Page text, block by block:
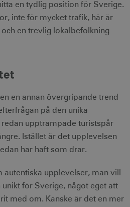
en tydlig position för Sverige.
inte för mycket trafik, här är
en trevlig lokalbefolkning
en annan övergripande trend
på den unika
upptrampade turistspår
Istället är det upplevelsen
har haft som drar.
autentiska upplevelser, man vill
för Sverige, något eget att
med om. Kanske är det en mer